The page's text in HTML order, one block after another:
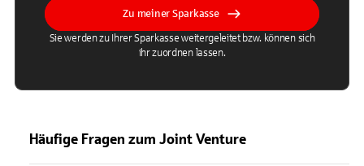
Zu meiner Sparkasse
Sie werden zu Ihrer Sparkasse weitergeleitet bzw. können sich
ihr zuordnen lassen.
Häufige Fragen zum Joint Venture